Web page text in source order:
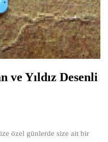
ve Yıldız Desenli
özel günlerde size ait bir